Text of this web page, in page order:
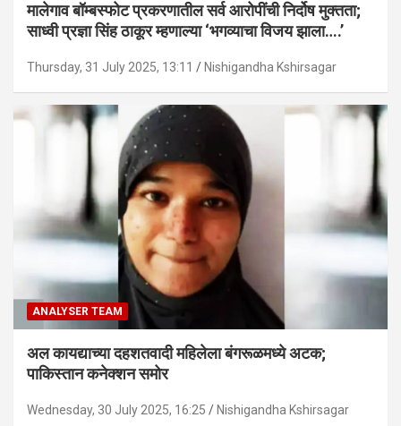
मालेगाव बॉम्बस्फोट प्रकरणातील सर्व आरोपींची निर्दोष मुक्तता;
साध्वी प्रज्ञा सिंह ठाकूर म्हणाल्या ‘भगव्याचा विजय झाला….’
Thursday, 31 July 2025, 13:11 Nishigandha Kshirsagar
ANALYSER TEAM
अल कायद्याच्या दहशतवादी महिलेला बंगरूळमध्ये अटक;
पाकिस्तान कनेक्शन समोर
Wednesday, 30 July 2025, 16:25 Nishigandha Kshirsagar